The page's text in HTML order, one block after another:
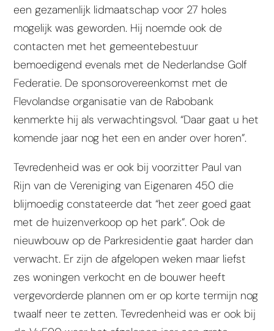
een gezamenlijk lidmaatschap voor 27 holes
mogelijk was geworden. Hij noemde ook de
contacten met het gemeentebestuur
bemoedigend evenals met de Nederlandse Golf
Federatie. De sponsorovereenkomst met de
Flevolandse organisatie van de Rabobank
kenmerkte hij als verwachtingsvol. “Daar gaat u het
komende jaar nog het een en ander over horen”.
Tevredenheid was er ook bij voorzitter Paul van
Rijn van de Vereniging van Eigenaren 450 die
blijmoedig constateerde dat “het zeer goed gaat
met de huizenverkoop op het park”. Ook de
nieuwbouw op de Parkresidentie gaat harder dan
verwacht. Er zijn de afgelopen weken maar liefst
zes woningen verkocht en de bouwer heeft
vergevorderde plannen om er op korte termijn nog
twaalf neer te zetten. Tevredenheid was er ook bij